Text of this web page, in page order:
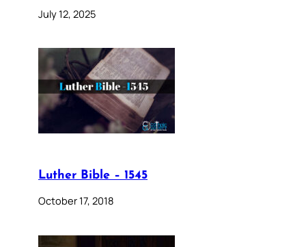
July 12, 2025
Luther Bible – 1545
October 17, 2018